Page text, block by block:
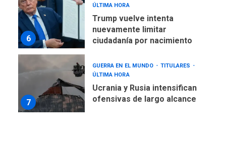
6
ÚLTIMA HORA
Trump vuelve intenta
nuevamente limitar
ciudadanía por nacimiento
7
GUERRA EN EL MUNDO
TITULARES
ÚLTIMA HORA
Ucrania y Rusia intensifican
ofensivas de largo alcance